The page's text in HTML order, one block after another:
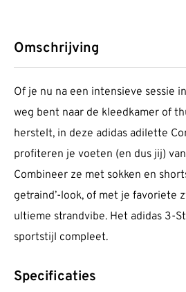
Omschrijving
Of je nu na een intensieve sessie
weg bent naar de kleedkamer of
herstelt, in deze adidas adilette
profiteren je voeten (en dus jij)
Combineer ze met sokken en
getraind’-look, of met je favoriete
ultieme strandvibe. Het adidas 3-
sportstijl compleet.
Specificaties